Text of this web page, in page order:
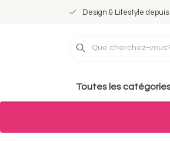
Design & Lifestyle depuis
Toutes les